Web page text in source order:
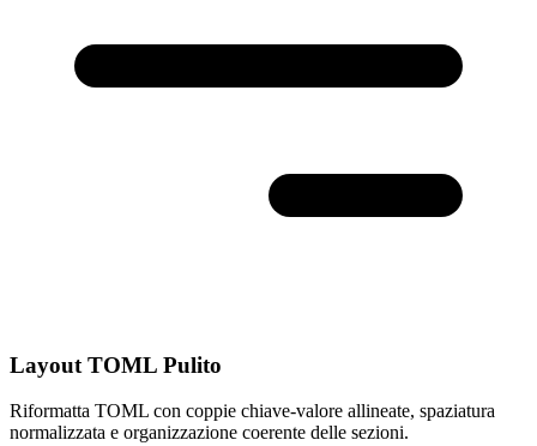
Layout TOML Pulito
Riformatta TOML con coppie chiave-valore allineate, spaziatura
normalizzata e organizzazione coerente delle sezioni.